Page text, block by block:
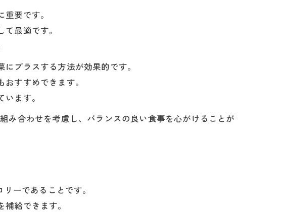
選び方
効
る理由
を実現
要です。
最適です。
プラスする方法が効果的です。
すすめできます。
ます。
み合わせを考慮し、バランスの良い食事を心がけることが
ーであることです。
給できます。